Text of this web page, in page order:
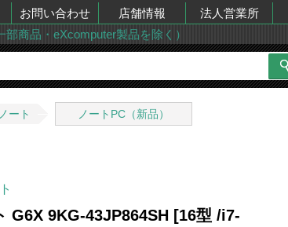
お問い合わせ 店舗情報 法人営業所
商品・eXcomputer製品を除く）
ート ノートPC（新品）
G6X 9KG-43JP864SH [16型 /i7-